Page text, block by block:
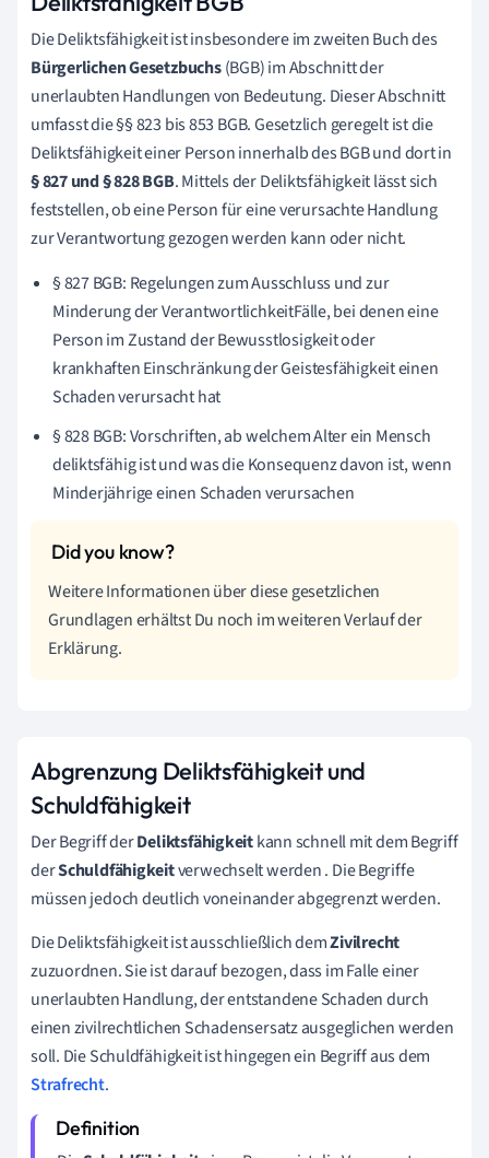
Die Deliktsfähigkeit ist insbesondere im zweiten Buch des
Bürgerlichen Gesetzbuchs(BGB) im Abschnitt der
unerlaubten Handlungen von Bedeutung. Dieser Abschnitt
umfasst die §§ 823 bis 853 BGB. Gesetzlich geregelt ist die
Deliktsfähigkeit einer Person innerhalb des BGB und dort in
§ 827 und § 828 BGB. Mittels der Deliktsfähigkeit lässt sich
feststellen, ob eine Person für eine verursachte Handlung
zur Verantwortung gezogen werden kann oder nicht.
§ 827 BGB: Regelungen zum Ausschluss und zur
Minderung der VerantwortlichkeitFälle, bei denen eine
Person im Zustand der Bewusstlosigkeit oder
krankhaften Einschränkung der Geistesfähigkeit einen
Schaden verursacht hat
§ 828 BGB: Vorschriften, ab welchem Alter ein Mensch
deliktsfähig ist und was die Konsequenz davon ist, wenn
Minderjährige einen Schaden verursachen
Weitere Informationen über diese gesetzlichen
Grundlagen erhältst Du noch im weiteren Verlauf der
Erklärung.
Abgrenzung Deliktsfähigkeit und
Schuldfähigkeit
Der Begriff derDeliktsfähigkeitkann schnell mit dem Begriff
derSchuldfähigkeitverwechselt werden . Die Begriffe
müssen jedoch deutlich voneinander abgegrenzt werden.
Die Deliktsfähigkeit ist ausschließlich demZivilrecht
zuzuordnen. Sie ist darauf bezogen, dass im Falle einer
unerlaubten Handlung, der entstandene Schaden durch
einen zivilrechtlichen Schadensersatz ausgeglichen werden
soll. Die Schuldfähigkeit ist hingegen ein Begriff aus dem
Strafrecht.